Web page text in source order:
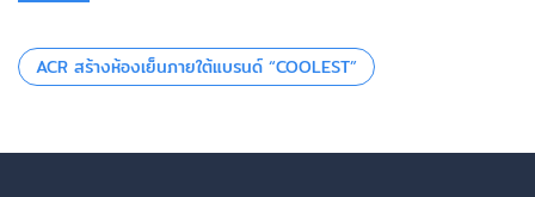
ACR สร้างห้องเย็นภายใต้แบรนด์ “COOLEST”